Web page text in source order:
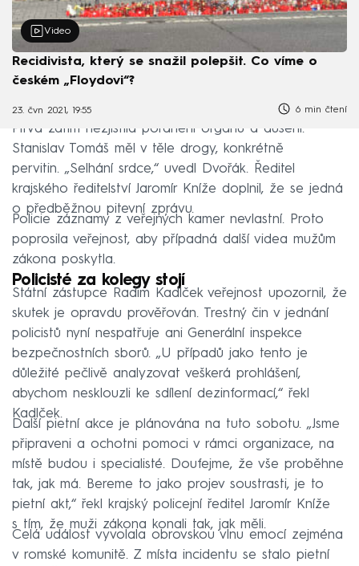
Video
Recidivista, který se snažil polepšit. Co víme o
českém „Floydovi“?
23. čvn 2021, 19:55 6 min čtení
Pitva zatím nezjistila poranění orgánů a dušení.
Stanislav Tomáš měl v těle drogy, konkrétně
pervitin. „Selhání srdce,“ uvedl Dvořák. Ředitel
krajského ředitelství Jaromír Kníže doplnil, že se jedná
o předběžnou pitevní zprávu.
Policie záznamy z veřejných kamer nevlastní. Proto
poprosila veřejnost, aby případná další videa mužům
zákona poskytla.
Policisté za kolegy stojí
Státní zástupce Radim Kadlček veřejnost upozornil, že
skutek je opravdu prověřován. Trestný čin v jednání
policistů nyní nespatřuje ani Generální inspekce
bezpečnostních sborů. „U případů jako tento je
důležité pečlivě analyzovat veškerá prohlášení,
abychom nesklouzli ke sdílení dezinformací,“ řekl
Kadlček.
Další pietní akce je plánována na tuto sobotu. „Jsme
připraveni a ochotni pomoci v rámci organizace, na
místě budou i specialisté. Doufejme, že vše proběhne
tak, jak má. Bereme to jako projev soustrasti, je to
pietní akt,“ řekl krajský policejní ředitel Jaromír Kníže
s tím, že muži zákona konali tak, jak měli.
Celá událost vyvolala obrovskou vlnu emocí zejména
v romské komunitě. Z místa incidentu se stalo pietní